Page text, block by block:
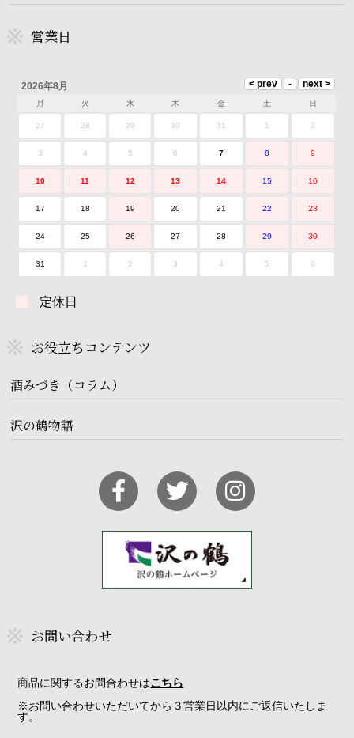
営業日
2026年8月
月 火 水 木 金 土 日
27 28 29 30 31 1 2
3 4 5 6 7 8 9
10 11 12 13 14 15 16
17 18 19 20 21 22 23
24 25 26 27 28 29 30
31 1 2 3 4 5 6
定休日
お役立ちコンテンツ
酒みづき（コラム）
沢の鶴物語
お問い合わせ
商品に関するお問合わせはこちら
※お問い合わせいただいてから３営業日以内にご返信いたしま
す。